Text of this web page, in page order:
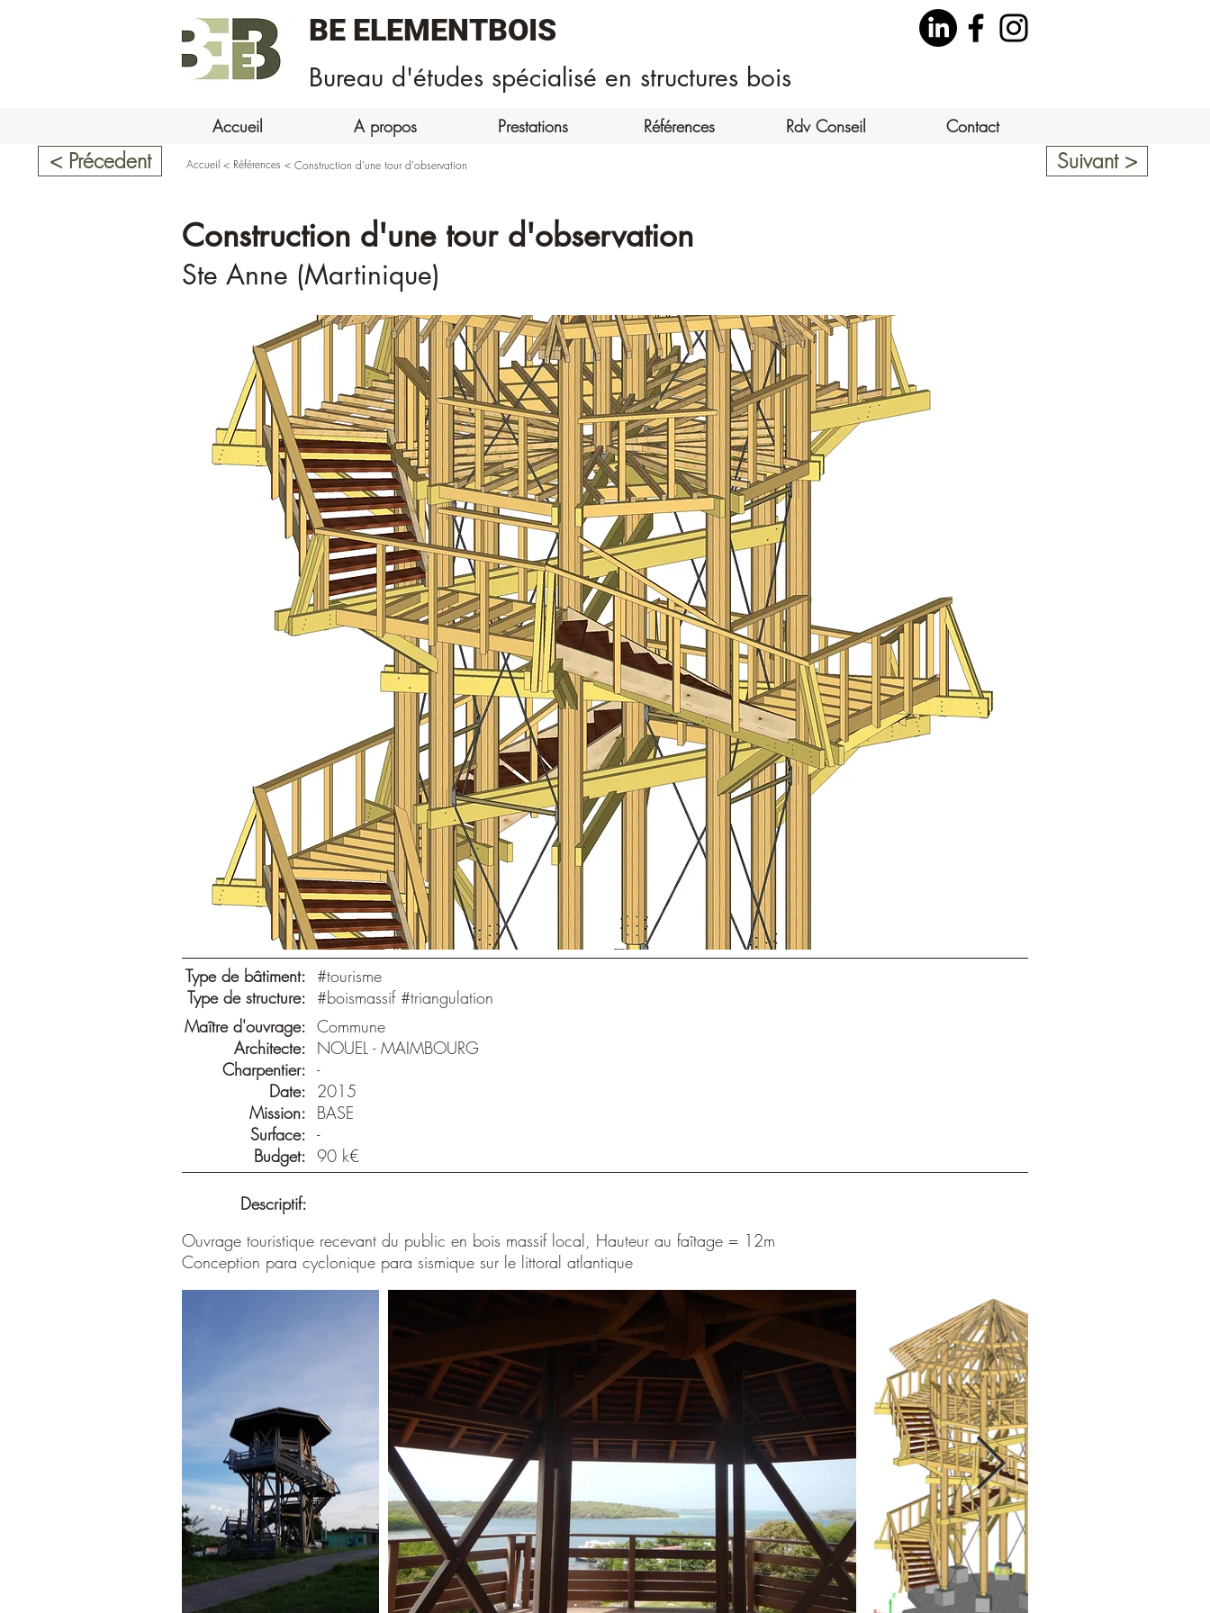
BE ELEMENTBOIS
Bureau d'études spécialisé en structures bois
Accueil A propos Prestations Références Rdv Conseil Contact
< Précedent Accueil < Références < Construction d'une tour d'observation Suivant >
Construction d'une tour d'observation
Ste Anne (Martinique)
Type de bâtiment:
Type de structure:
Maître d'ouvrage:
Architecte:
Charpentier:
Date:
Mission:
Surface:
Budget:
#tourisme
#boismassif #triangulation
Commune
NOUEL - MAIMBOURG
-
2015
BASE
-
90 k€
Descriptif:
Ouvrage touristique recevant du public en bois massif local, Hauteur au faîtage = 12m
Conception para cyclonique para sismique sur le littoral atlantique